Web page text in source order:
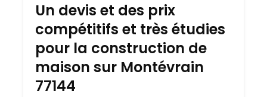
Un devis et des prix
compétitifs et très étudies
pour la construction de
maison sur Montévrain
77144